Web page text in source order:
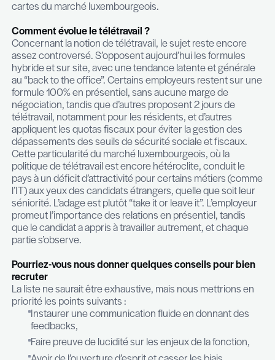
à la qualité des interlocuteurs, plutôt qu’à des
L’entreprise est un organisme vivant, non figé,
permanente. La capacité d’adaptation et la
porteur de projets en interne, ainsi qu’à anticiper
évolutions du marché, sont des éléments
définition d’un “meilleur profil”. Les meilleurs
rejoindront une entreprise humble dans sa
sur ses forces et ses faiblesses, et capable de
question. Ils apprécieront un discours clair,
d’authenticité, et préfèreront l’optimisme au
solution plutôt que le problème.
Les attentes des employeurs ont-elles encore
derniers mois ?
Les employeurs cherchent à maîtriser l’inflation
d’indexation, et adaptent leurs politiques de
de gestion des ressources humaines en
observe une augmentation des plans sociaux et
politique de recrutement plus stricte sur les
budgétaires. L’employeur préférera poursuivre
candidat idéal pour rester cohérent avec son